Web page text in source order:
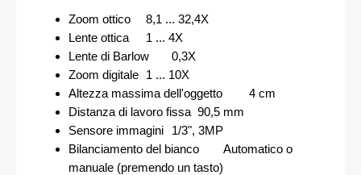
Zoom ottico
8,1 ... 32,4X
Lente ottica
1 ... 4X
Lente di Barlow
0,3X
Zoom digitale 1 ... 10X
Altezza massima dell'oggetto
4 cm
Distanza di lavoro fissa 90,5 mm
Sensore immagini
1/3", 3MP
Bilanciamento del bianco
Automatico o
manuale (premendo un tasto)